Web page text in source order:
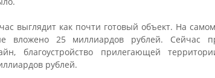
выглядит как почти готовый объект. На
вложено 25 миллиардов рублей. Сейчас
благоустройство прилегающей
рублей.